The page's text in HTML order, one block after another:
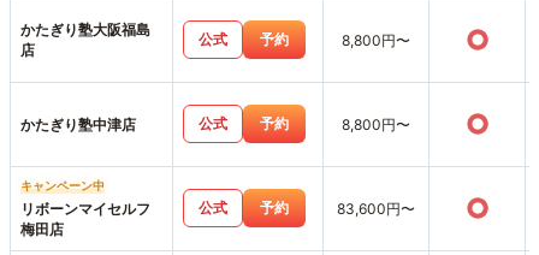
かたぎり塾大阪福島
店
公式 予約 8,800円〜 ○
かたぎり塾中津店 公式 予約 8,800円〜 ○
キャンペーン中
リボーンマイセルフ
梅田店
公式 予約 83,600円〜 ○